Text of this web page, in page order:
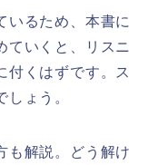
いるため、本書に
ていくと、リスニ
付くはずです。ス
ょう。
も解説。どう解け